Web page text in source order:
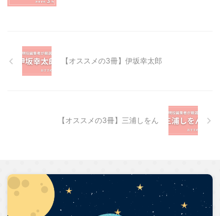
【オススメの3冊】伊坂幸太郎
【オススメの3冊】三浦しをん